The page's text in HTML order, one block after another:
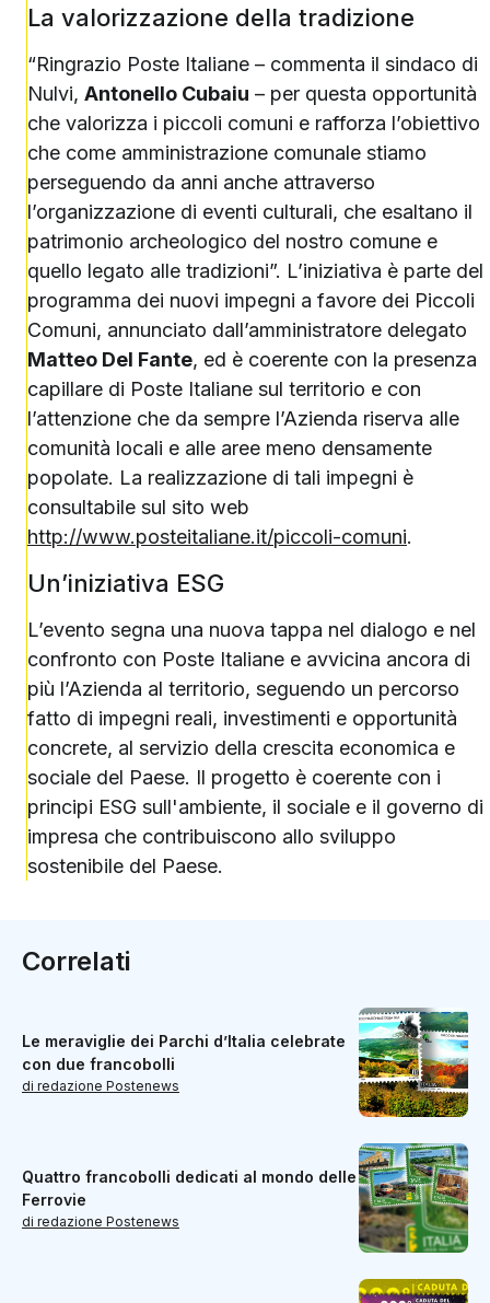
La valorizzazione della tradizione
“Ringrazio Poste Italiane – commenta il sindaco di
Nulvi, Antonello Cubaiu – per questa opportunità
che valorizza i piccoli comuni e rafforza l’obiettivo
che come amministrazione comunale stiamo
perseguendo da anni anche attraverso
l’organizzazione di eventi culturali, che esaltano il
patrimonio archeologico del nostro comune e
quello legato alle tradizioni”. L’iniziativa è parte del
programma dei nuovi impegni a favore dei Piccoli
Comuni, annunciato dall’amministratore delegato
Matteo Del Fante, ed è coerente con la presenza
capillare di Poste Italiane sul territorio e con
l’attenzione che da sempre l’Azienda riserva alle
comunità locali e alle aree meno densamente
popolate. La realizzazione di tali impegni è
consultabile sul sito web
http://www.posteitaliane.it/piccoli-comuni.
Un’iniziativa ESG
L’evento segna una nuova tappa nel dialogo e nel
confronto con Poste Italiane e avvicina ancora di
più l’Azienda al territorio, seguendo un percorso
fatto di impegni reali, investimenti e opportunità
concrete, al servizio della crescita economica e
sociale del Paese. Il progetto è coerente con i
principi ESG sull'ambiente, il sociale e il governo di
impresa che contribuiscono allo sviluppo
sostenibile del Paese.
Correlati
Le meraviglie dei Parchi d’Italia celebrate
con due francobolli
di redazione Postenews
Quattro francobolli dedicati al mondo delle
Ferrovie
di redazione Postenews